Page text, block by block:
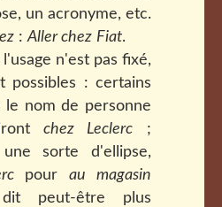
un acronyme, etc.
:Aller chez Fiat.
n'est pas fixé,
possibles : certains
nom de personne
chez Leclerc ;
sorte d'ellipse,
pourau magasin
peut-être plus